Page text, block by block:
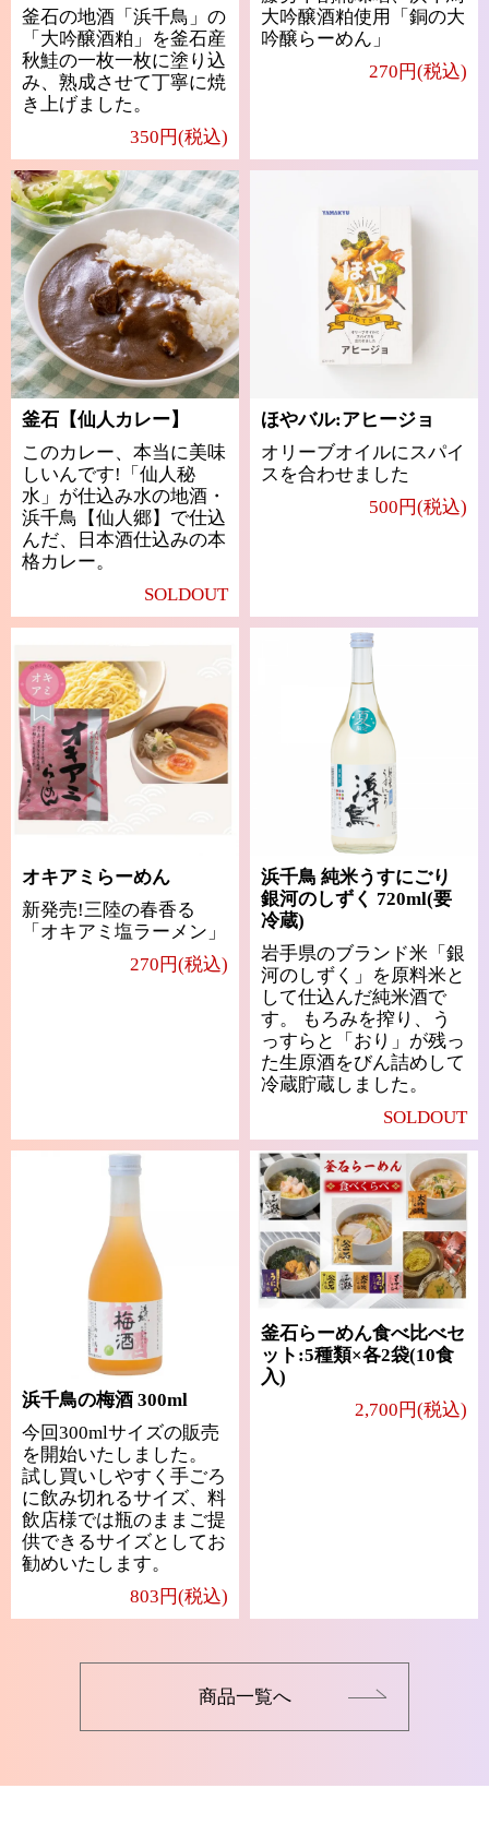
釜石の地酒「浜千鳥」の
「大吟醸酒粕」を釜石産
秋鮭の一枚一枚に塗り込
み、熟成させて丁寧に焼
き上げました。
350円(税込)
大吟醸酒粕使用「銅の大
吟醸らーめん」
270円(税込)
釜石【仙人カレー】
このカレー、本当に美味
しいんです!「仙人秘
水」が仕込み水の地酒・
浜千鳥【仙人郷】で仕込
んだ、日本酒仕込みの本
格カレー。
SOLDOUT
ほやバル:アヒージョ
オリーブオイルにスパイ
スを合わせました
500円(税込)
オキアミらーめん
新発売!三陸の春香る
「オキアミ塩ラーメン」
270円(税込)
浜千鳥 純米うすにごり
銀河のしずく 720ml(要
冷蔵)
岩手県のブランド米「銀
河のしずく」を原料米と
して仕込んだ純米酒で
す。 もろみを搾り、う
っすらと「おり」が残っ
た生原酒をびん詰めして
冷蔵貯蔵しました。
SOLDOUT
浜千鳥の梅酒 300ml
今回300mlサイズの販売
を開始いたしました。
試し買いしやすく手ごろ
に飲み切れるサイズ、料
飲店様では瓶のままご提
供できるサイズとしてお
勧めいたします。
803円(税込)
釜石らーめん食べ比べセ
ット:5種類×各2袋(10食
入)
2,700円(税込)
商品一覧へ